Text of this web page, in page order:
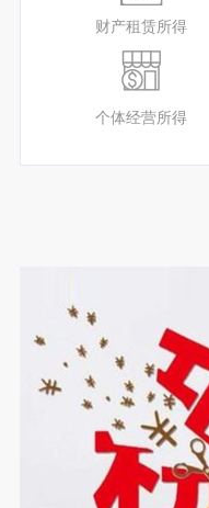
财产租赁所得
个体经营所得